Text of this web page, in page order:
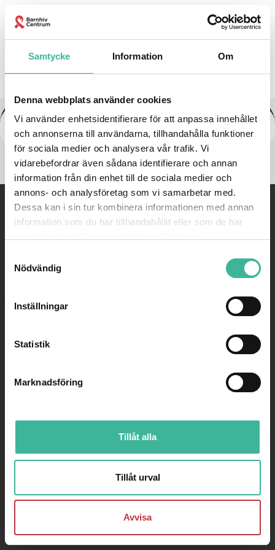
Samtycke Information Om
Denna webbplats använder cookies
Vi använder enhetsidentifierare för att anpassa innehållet
och annonserna till användarna, tillhandahålla funktioner
för sociala medier och analysera vår trafik. Vi
vidarebefordrar även sådana identifierare och annan
information från din enhet till de sociala medier och
annons- och analysföretag som vi samarbetar med.
Dessa kan i sin tur kombinera informationen med annan
information som du har tillhandahållit eller som de har
Nödvändig
Inställningar
Statistik
Marknadsföring
Tillåt alla
Tillåt urval
Avvisa
Kontakta oss
dekal till lock Samtalsbilder
08-585 814 77 |Email:
WEBBYRÅ: PIGMENT AB